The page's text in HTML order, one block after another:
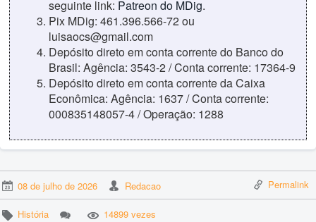
seguinte link: Patreon do MDig.
Pix MDig: 461.396.566-72 ou
luisaocs@gmail.com
Depósito direto em conta corrente do Banco do
Brasil: Agência: 3543-2 / Conta corrente: 17364-9
Depósito direto em conta corrente da Caixa
Econômica: Agência: 1637 / Conta corrente:
000835148057-4 / Operação: 1288
08 de julho de 2026 Redacao Permalink
História 14899 vezes